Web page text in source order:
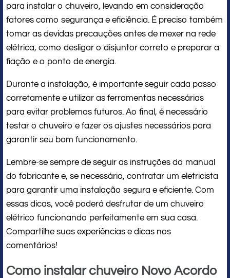
para instalar o chuveiro, levando em consideração
fatores como segurança e eficiência. É preciso também
tomar as devidas precauções antes de mexer na rede
elétrica, como desligar o disjuntor correto e preparar a
fiação e o ponto de energia.
Durante a instalação, é importante seguir cada passo
corretamente e utilizar as ferramentas necessárias
para evitar problemas futuros. Ao final, é necessário
testar o chuveiro e fazer os ajustes necessários para
garantir seu bom funcionamento.
Lembre-se sempre de seguir as instruções do manual
do fabricante e, se necessário, contratar um eletricista
para garantir uma instalação segura e eficiente. Com
essas dicas, você poderá desfrutar de um chuveiro
elétrico funcionando perfeitamente em sua casa.
Compartilhe suas experiências e dicas nos
comentários!
Como instalar chuveiro Novo Acordo